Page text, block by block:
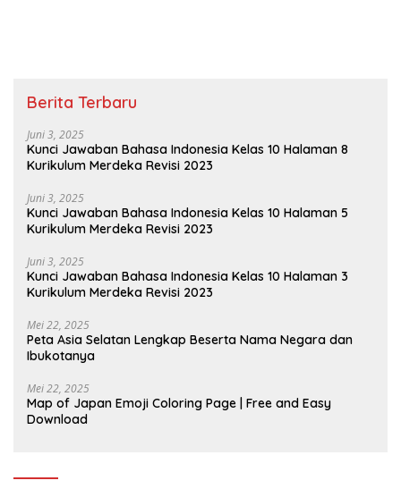
Berita Terbaru
Juni 3, 2025
Kunci Jawaban Bahasa Indonesia Kelas 10 Halaman 8
Kurikulum Merdeka Revisi 2023
Juni 3, 2025
Kunci Jawaban Bahasa Indonesia Kelas 10 Halaman 5
Kurikulum Merdeka Revisi 2023
Juni 3, 2025
Kunci Jawaban Bahasa Indonesia Kelas 10 Halaman 3
Kurikulum Merdeka Revisi 2023
Mei 22, 2025
Peta Asia Selatan Lengkap Beserta Nama Negara dan
Ibukotanya
Mei 22, 2025
Map of Japan Emoji Coloring Page | Free and Easy
Download